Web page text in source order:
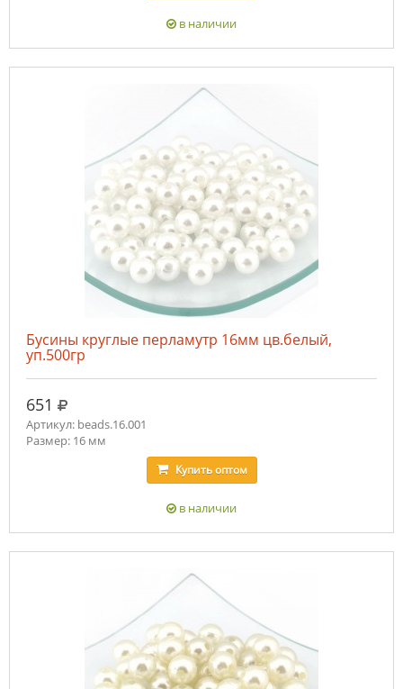
в наличии
Бусины круглые перламутр 16мм цв.белый,
уп.500гр
651 руб.
Артикул: beads.16.001
Размер: 16 мм
Купитьоптом
в наличии